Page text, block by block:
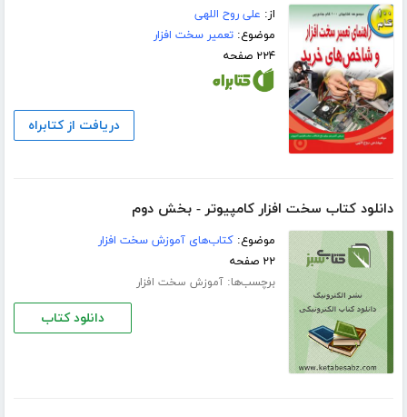
از: علی روح اللهی
موضوع:تعمیر سخت افزار
۲۲۴ صفحه
دریافت از کتابراه
دانلود کتاب سخت افزار کامپیوتر - بخش دوم
موضوع:کتاب‌های آموزش سخت افزار
۲۲ صفحه
برچسب‌ها:آموزش سخت افزار
دانلود کتاب